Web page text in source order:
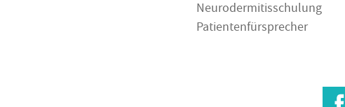
Neurodermitisschulung
Patientenfürsprecher